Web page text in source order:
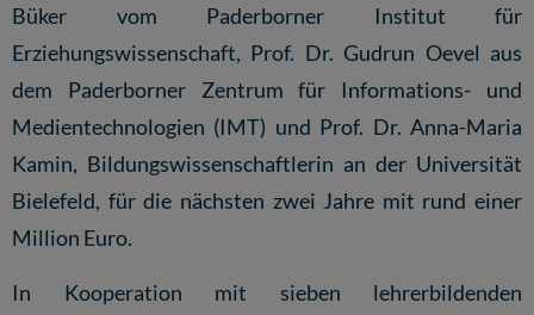
Büker vom Paderborner Institut für
Erziehungswissenschaft, Prof. Dr. Gudrun Oevel aus
dem Paderborner Zentrum für Informations- und
Medientechnologien (IMT) und Prof. Dr. Anna-Maria
Kamin, Bildungswissenschaftlerin an der Universität
Bielefeld, für die nächsten zwei Jahre mit rund einer
Million Euro.
In Kooperation mit sieben lehrerbildenden